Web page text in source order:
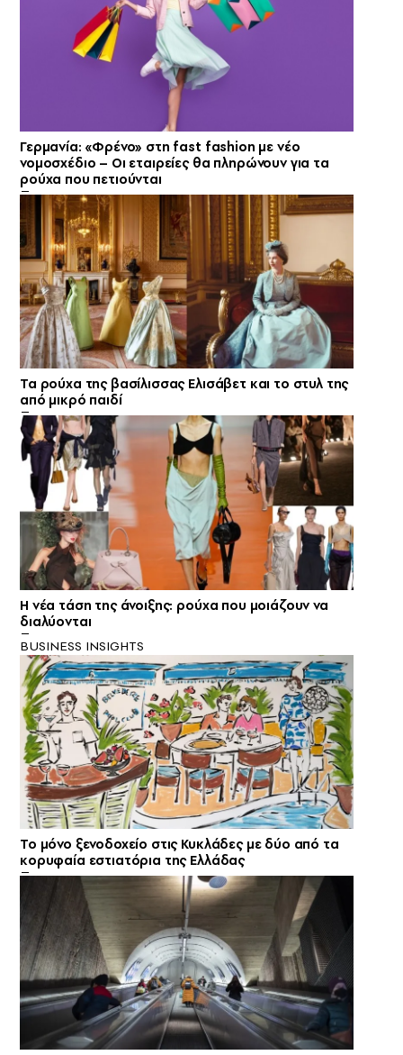
Γερμανία: «Φρένο» στη fast fashion με νέο
νομοσχέδιο – Οι εταιρείες θα πληρώνουν για τα
ρούχα που πετιούνται
Τα ρούχα της βασίλισσας Ελισάβετ και το στυλ της
από μικρό παιδί
Η νέα τάση της άνοιξης: ρούχα που μοιάζουν να
διαλύονται
BUSINESS INSIGHTS
Το μόνο ξενοδοχείο στις Κυκλάδες με δύο από τα
κορυφαία εστιατόρια της Ελλάδας